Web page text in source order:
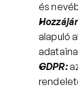
és
alapuló
GDPR: